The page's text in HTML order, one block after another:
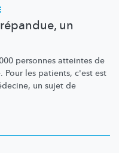
un
personnes atteintes de
Pour les patients, c'est est
un sujet de